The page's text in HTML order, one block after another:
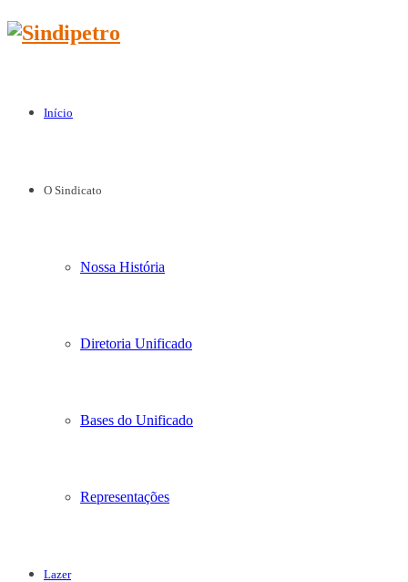
Início
O Sindicato
Nossa História
Diretoria Unificado
Bases do Unificado
Representações
Lazer